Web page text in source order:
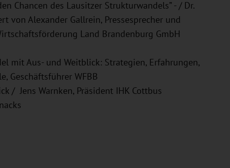
Chancen des Lausitzer Strukturwandels” - / Dr.
von Alexander Gallrein, Pressesprecher und
Land Brandenburg GmbH
mit Aus- und Weitblick: Strategien, Erfahrungen,
Geschäftsführer WFBB
/ Jens Warnken, Präsident IHK Cottbus